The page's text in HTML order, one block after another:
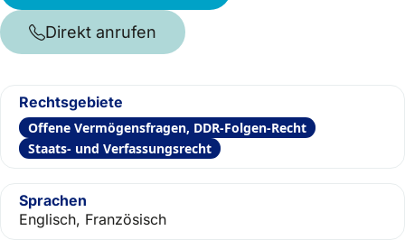
Direkt anrufen
Rechtsgebiete
Offene Vermögensfragen, DDR-Folgen-Recht
Staats- und Verfassungsrecht
Sprachen
Englisch, Französisch